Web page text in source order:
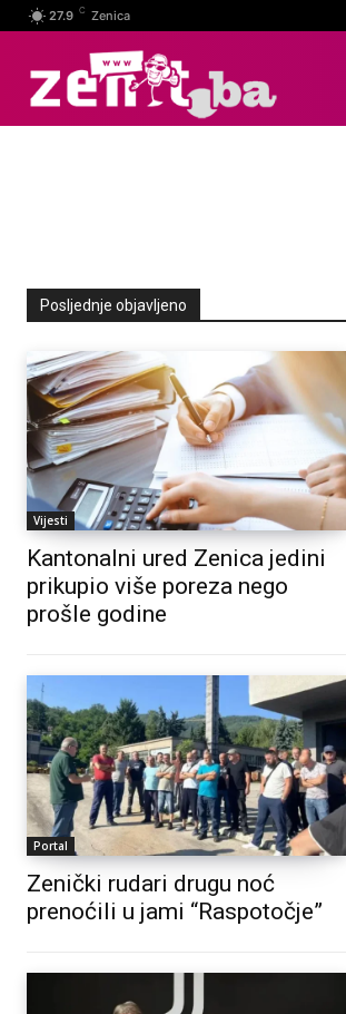
27.9 C Zenica
Posljednje objavljeno
Vijesti
Kantonalni ured Zenica jedini
prikupio više poreza nego
prošle godine
Portal
Zenički rudari drugu noć
prenoćili u jami “Raspotočje”